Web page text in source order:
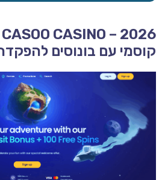
קוסמי עם בונוסים